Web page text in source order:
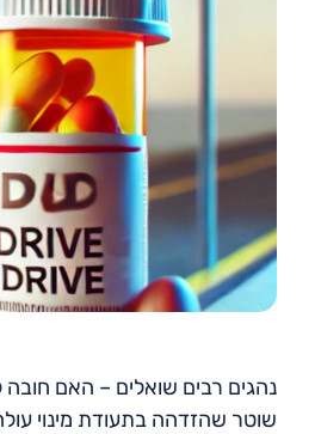
נהגים רבים שואלים – האם
שוטר שהזדהה בתעודת מינוי